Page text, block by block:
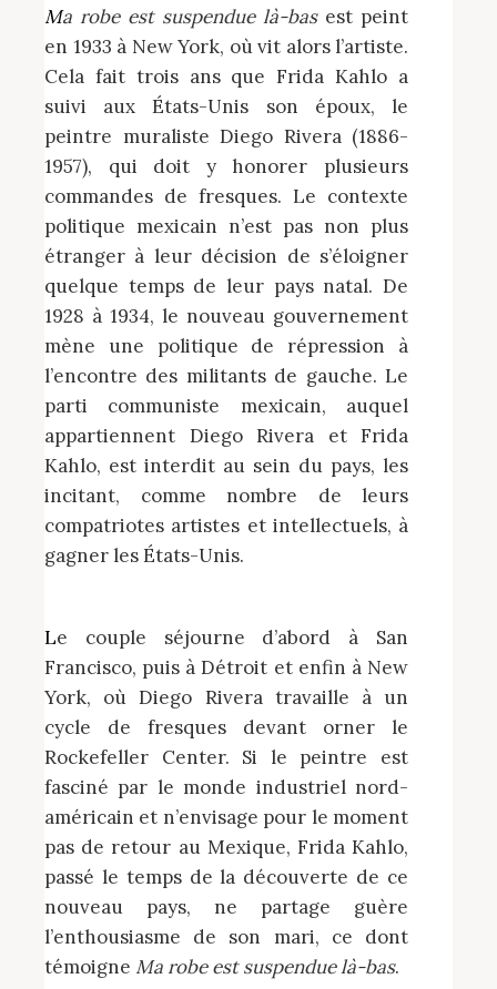
Ma robe est suspendue là-basest peint
en 1933 à New York, où vit alors l’artiste.
Cela fait trois ans que Frida Kahlo a
suivi aux États-Unis son époux, le
peintre muraliste Diego Rivera (1886-
1957), qui doit y honorer plusieurs
commandes de fresques. Le contexte
politique mexicain n’est pas non plus
étranger à leur décision de s’éloigner
quelque temps de leur pays natal. De
1928 à 1934, le nouveau gouvernement
mène une politique de répression à
l’encontre des militants de gauche. Le
parti communiste mexicain, auquel
appartiennent Diego Rivera et Frida
Kahlo, est interdit au sein du pays, les
incitant, comme nombre de leurs
compatriotes artistes et intellectuels, à
gagner les États-Unis.
Le couple séjourne d’abord à San
Francisco, puis à Détroit et enfin à New
York, où Diego Rivera travaille à un
cycle de fresques devant orner le
Rockefeller Center. Si le peintre est
fasciné par le monde industriel nord-
américain et n’envisage pour le moment
pas de retour au Mexique, Frida Kahlo,
passé le temps de la découverte de ce
nouveau pays, ne partage guère
l’enthousiasme de son mari, ce dont
témoigne Ma robe est suspendue là-bas.